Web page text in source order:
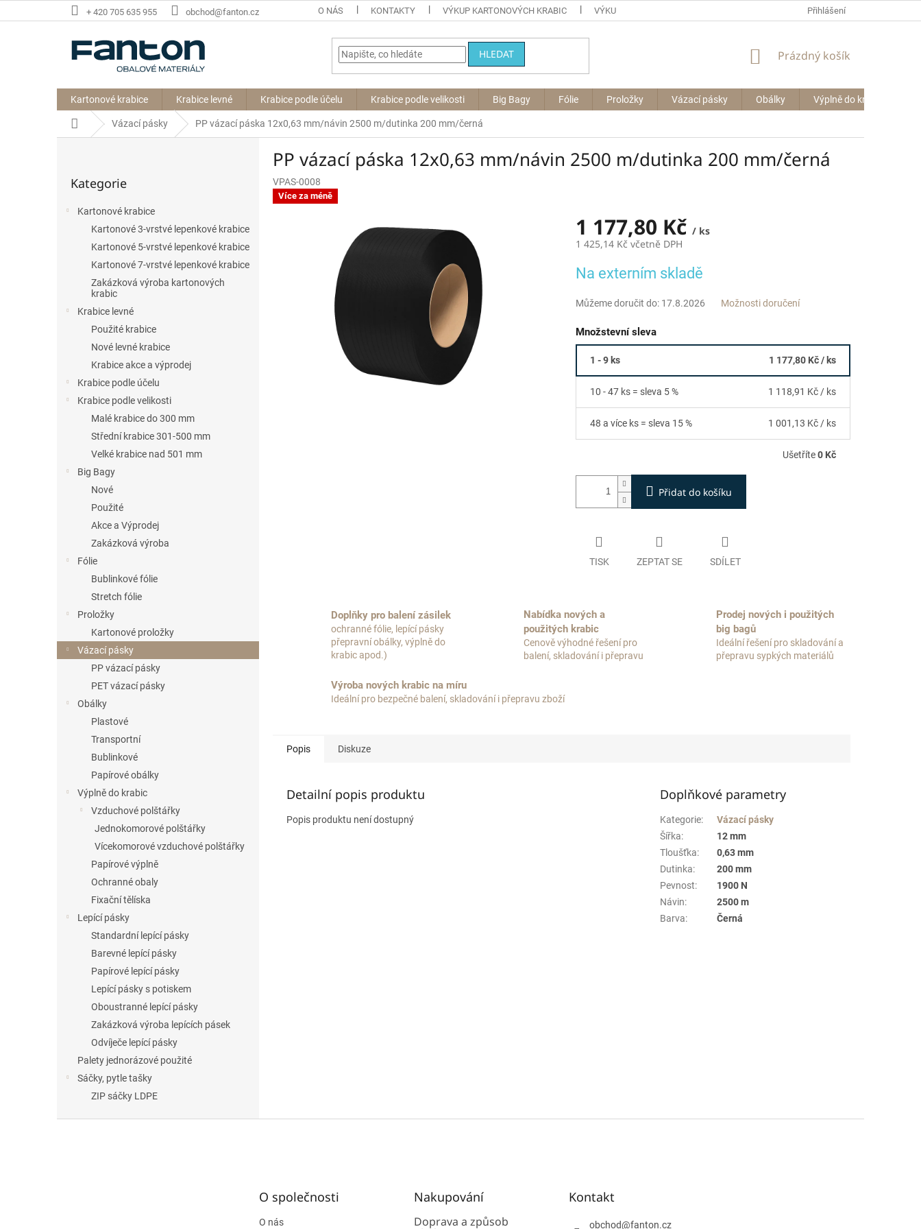
na
+ 420 705 635 955 obchod@fanton.cz O NÁS KONTAKTY VÝKUP KARTONOVÝCH KRABIC VÝKUP BIG BAGŮ Přihlášení
HLEDAT
NÁKUPNÍ
Prázdný košík
Kartonové krabice Krabice levné Krabice podle účelu Krabice podle velikosti Big Bagy Fólie Proložky Vázací pásky Obálky Výplně do krabic
Domů Vázací pásky PP vázací páska 12x0,63 mm/návin 2500 m/dutinka 200 mm/černá
kategorie
Kategorie
Kartonové krabice
Kartonové 3-vrstvé lepenkové krabice
Kartonové 5-vrstvé lepenkové krabice
Kartonové 7-vrstvé lepenkové krabice
Zakázková výroba kartonových
krabic
Krabice levné
Použité krabice
Nové levné krabice
Krabice akce a výprodej
Krabice podle účelu
Krabice podle velikosti
Malé krabice do 300 mm
Střední krabice 301-500 mm
Velké krabice nad 501 mm
Big Bagy
Nové
Použité
Akce a Výprodej
Zakázková výroba
Fólie
Bublinkové fólie
Stretch fólie
Proložky
Kartonové proložky
Vázací pásky
PP vázací pásky
PET vázací pásky
Obálky
Plastové
Transportní
Bublinkové
Papírové obálky
Výplně do krabic
Vzduchové polštářky
Jednokomorové polštářky
Vícekomorové vzduchové polštářky
Papírové výplně
Ochranné obaly
Fixační tělíska
Lepící pásky
Standardní lepící pásky
Barevné lepící pásky
Papírové lepící pásky
Lepící pásky s potiskem
Oboustranné lepící pásky
Zakázková výroba lepících pásek
Odvíječe lepící pásky
Palety jednorázové použité
Sáčky, pytle tašky
ZIP sáčky LDPE
PP vázací páska 12x0,63 mm/návin 2500 m/dutinka 200 mm/černá
VPAS-0008
Více za méně
1 177,80 Kč / ks
1 425,14 Kč včetně DPH
cena:
Na externím skladě
Můžeme doručit do: 17.8.2026 Možnosti doručení
Množstevní sleva
1 - 9 ks 1 177,80 Kč/ ks
10 - 47 ks = sleva 5 % 1 118,91 Kč / ks
48 a více ks = sleva 15 % 1 001,13 Kč / ks
Ušetříte0 Kč
Přidat do košíku
TISK ZEPTAT SE SDÍLET
Doplňky pro balení zásilek
ochranné fólie, lepící pásky
přepravní obálky, výplně do
krabic apod.)
Nabídka nových a
použitých krabic
Cenově výhodné řešení pro
balení, skladování i přepravu
Prodej nových i použitých
big bagů
Ideální řešení pro skladování a
přepravu sypkých materiálů
Výroba nových krabic na míru
Ideální pro bezpečné balení, skladování i přepravu zboží
Popis Diskuze
Detailní popis produktu
Popis produktu není dostupný
Doplňkové parametry
Kategorie:
Vázací pásky
Šířka:
12 mm
Tloušťka:
0,63 mm
Dutinka:
200 mm
Pevnost:
1900 N
Návin:
2500 m
Barva: Černá
O společnosti
O nás
Nakupování
Doprava a způsob
Kontakt
obchod@fanton.cz